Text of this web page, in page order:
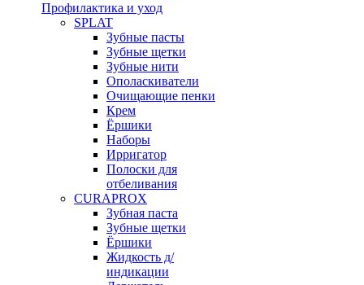
Профилактика и уход
SPLAT
Зубные пасты
Зубные щетки
Зубные нити
Ополаскиватели
Очищающие пенки
Крем
Ёршики
Наборы
Ирригатор
Полоски для
отбеливания
CURAPROX
Зубная паста
Зубные щетки
Ёршики
Жидкость д/
индикации